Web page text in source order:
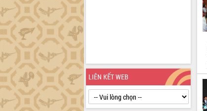
LIÊN KẾT WEB